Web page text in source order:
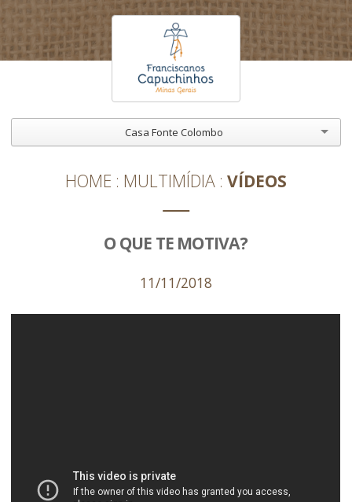
Casa Fonte Colombo
HOME MULTIMÍDIA VÍDEOS
O QUE TE MOTIVA?
11/11/2018